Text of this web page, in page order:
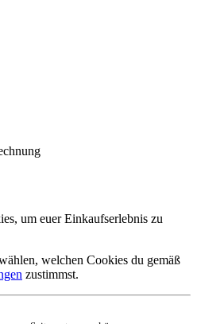
um euer Einkaufserlebnis zu
welchen Cookies du gemäß
zustimmst.